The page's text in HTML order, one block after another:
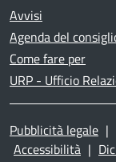
Avvisi
Agenda del
Come fare per
URP - Ufficio
Pubblicità legale |
Accessibilità |